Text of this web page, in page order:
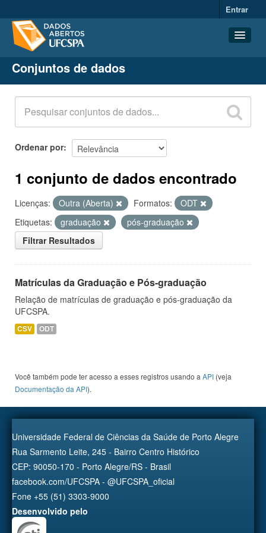
Entrar
Conjuntos de dados
Organizações
Grupos
Sobre
Conjuntos de dados
Ordenar por
1 conjunto de dados encontrado
Licenças: Outra (Aberta) Formatos:
ODT
Etiquetas:
graduação
pós-graduação
Filtrar Resultados
Matrículas da Graduação e Pós-graduação
Relação de matrículas de graduação e pós-graduação da
UFCSPA.
CSV ODT
Você também pode ter acesso a esses registros usando a API (veja
Documentação da API).
Universidade Federal de Ciências da Saúde de Porto Alegre
Rua Sarmento Leite, 245 - Bairro Centro Histórico
CEP: 90050-170 - Porto Alegre/RS - Brasil
facebook.com/UFCSPA - @UFCSPA_oficial
Fone +55 (51) 3303-9000
Desenvolvido pelo